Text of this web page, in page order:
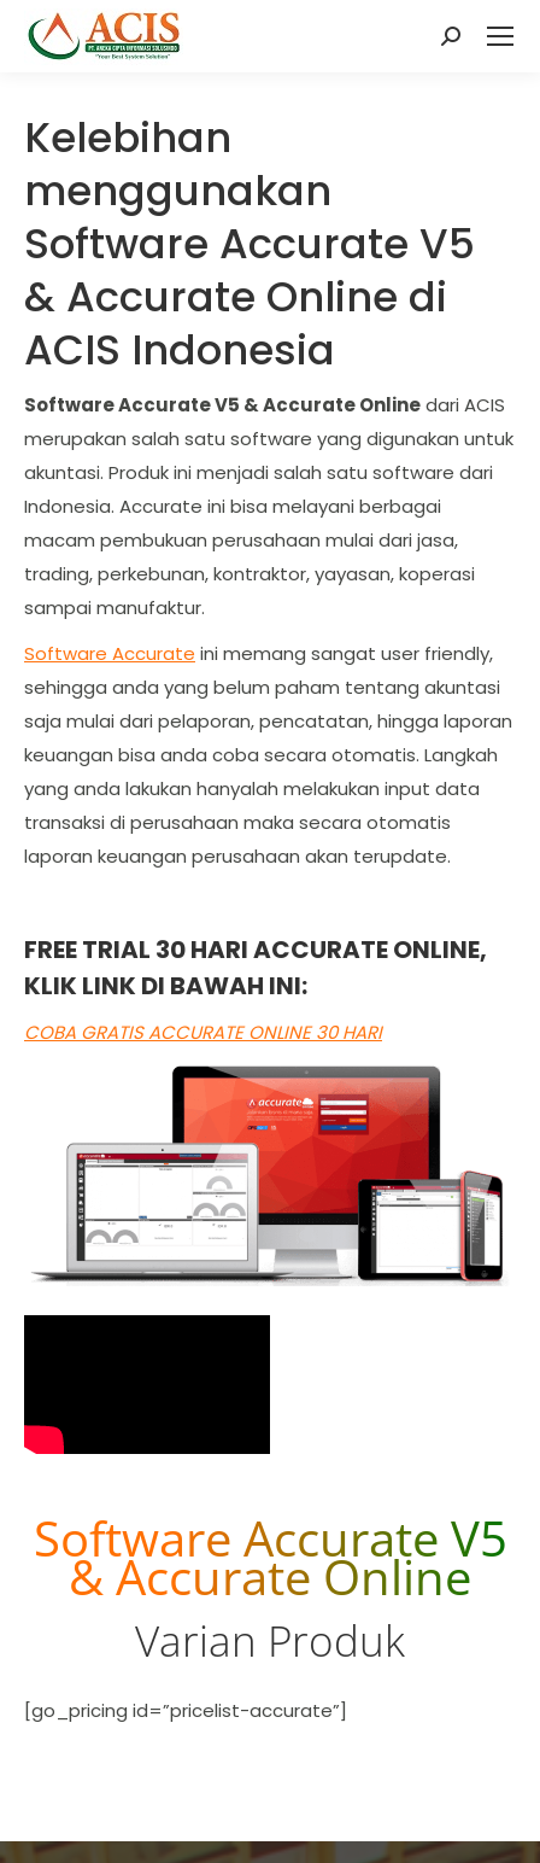
Search:
Kelebihan
menggunakan
Software Accurate V5
& Accurate Online di
ACIS Indonesia
Software Accurate V5 & Accurate Onlinedari ACIS
merupakan salah satu software yang digunakan untuk
akuntasi. Produk ini menjadi salah satu software dari
Indonesia. Accurate ini bisa melayani berbagai
macam pembukuan perusahaan mulai dari jasa,
trading, perkebunan, kontraktor, yayasan, koperasi
sampai manufaktur.
Software Accurate ini memang sangat user friendly,
sehingga anda yang belum paham tentang akuntasi
saja mulai dari pelaporan, pencatatan, hingga laporan
keuangan bisa anda coba secara otomatis. Langkah
yang anda lakukan hanyalah melakukan input data
transaksi di perusahaan maka secara otomatis
laporan keuangan perusahaan akan terupdate.
FREE TRIAL 30 HARI ACCURATE ONLINE,
KLIK LINK DI BAWAH INI:
COBA GRATIS ACCURATE ONLINE 30 HARI
Software Accurate V5
& Accurate Online
Varian Produk
[go_pricing id=”pricelist-accurate”]